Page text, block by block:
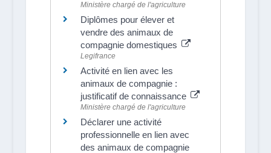
Ministère chargé de l'agriculture
Diplômes pour élever et
vendre des animaux de
compagnie domestiques
Legifrance
Activité en lien avec les
animaux de compagnie :
justificatif de connaissance
Ministère chargé de l'agriculture
Déclarer une activité
professionnelle en lien avec
des animaux de compagnie